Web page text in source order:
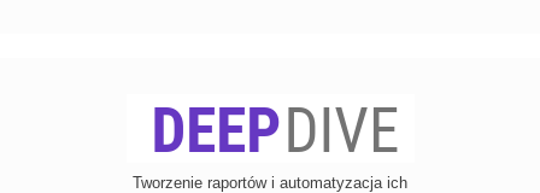
Tworzenie raportów i automatyzacja ich